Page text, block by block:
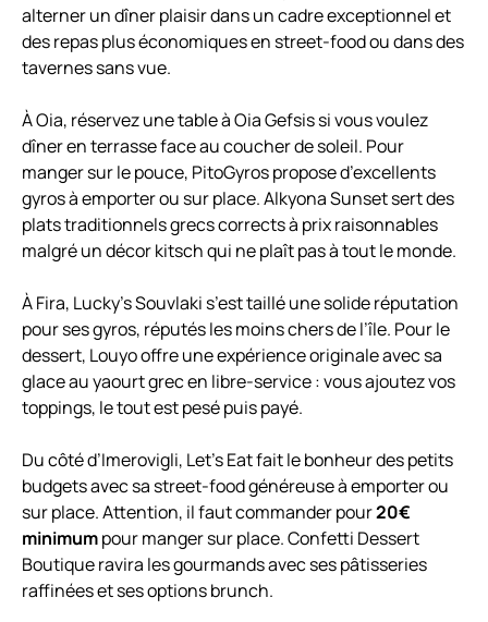
alterner un dîner plaisir dans un cadre exceptionnel et
des repas plus économiques en street-food ou dans des
tavernes sans vue.
À Oia, réservez une table à Oia Gefsis si vous voulez
dîner en terrasse face au coucher de soleil. Pour
manger sur le pouce, PitoGyros propose d’excellents
gyros à emporter ou sur place. Alkyona Sunset sert des
plats traditionnels grecs corrects à prix raisonnables
malgré un décor kitsch qui ne plaît pas à tout le monde.
À Fira, Lucky’s Souvlaki s’est taillé une solide réputation
pour ses gyros, réputés les moins chers de l’île. Pour le
dessert, Louyo offre une expérience originale avec sa
glace au yaourt grec en libre-service : vous ajoutez vos
toppings, le tout est pesé puis payé.
Du côté d’Imerovigli, Let’s Eat fait le bonheur des petits
budgets avec sa street-food généreuse à emporter ou
sur place. Attention, il faut commander pour20€
minimumpour manger sur place. Confetti Dessert
Boutique ravira les gourmands avec ses pâtisseries
raffinées et ses options brunch.